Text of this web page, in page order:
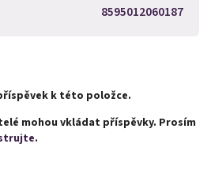
8595012060187
k této položce.
mohou vkládat příspěvky. Prosím
.